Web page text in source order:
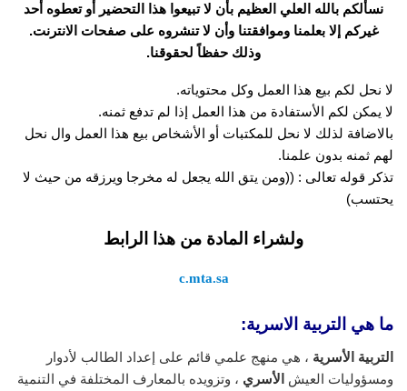
نسألكم بالله العلي العظيم بأن لا تبيعوا هذا التحضير أو تعطوه أحد
غيركم إلا بعلمنا وموافقتنا وأن لا تنشروه على صفحات الانترنت.
وذلك حفظاً لحقوقنا.
لا نحل لكم بيع هذا العمل وكل محتوياته.
لا يمكن لكم الأستفادة من هذا العمل إذا لم تدفع ثمنه.
بالاضافة لذلك لا نحل للمكتبات أو الأشخاص بيع هذا العمل وال نحل
لهم ثمنه بدون علمنا.
تذكر قوله تعالى : ((ومن يتق الله يجعل له مخرجا ويرزقه من حيث لا
يحتسب)
ولشراء المادة من هذا الرابط
c.mta.sa
ما هي التربية الاسرية:
التربية الأسرية ، هي منهج علمي قائم على إعداد الطالب لأدوار
ومسؤوليات العيش
الأسري ، وتزويده بالمعارف المختلفة في التنمية